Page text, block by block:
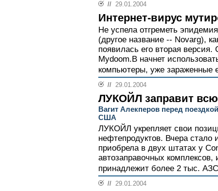
// 29.01.2004
Интернет-вирус
Не успела отгреметь
(другое название -- Novarg),
появилась его вторая
Mydoom.B начнет
компьютеры, уже зараженные
// 29.01.2004
ЛУКОЙЛ заправит
Вагит Алекперов перед
США
ЛУКОЙЛ укрепляет свои
нефтепродуктов. Вчера стало
приобрела в двух штатах у
автозаправочных
принадлежит более 2 тыс.
// 29.01.2004